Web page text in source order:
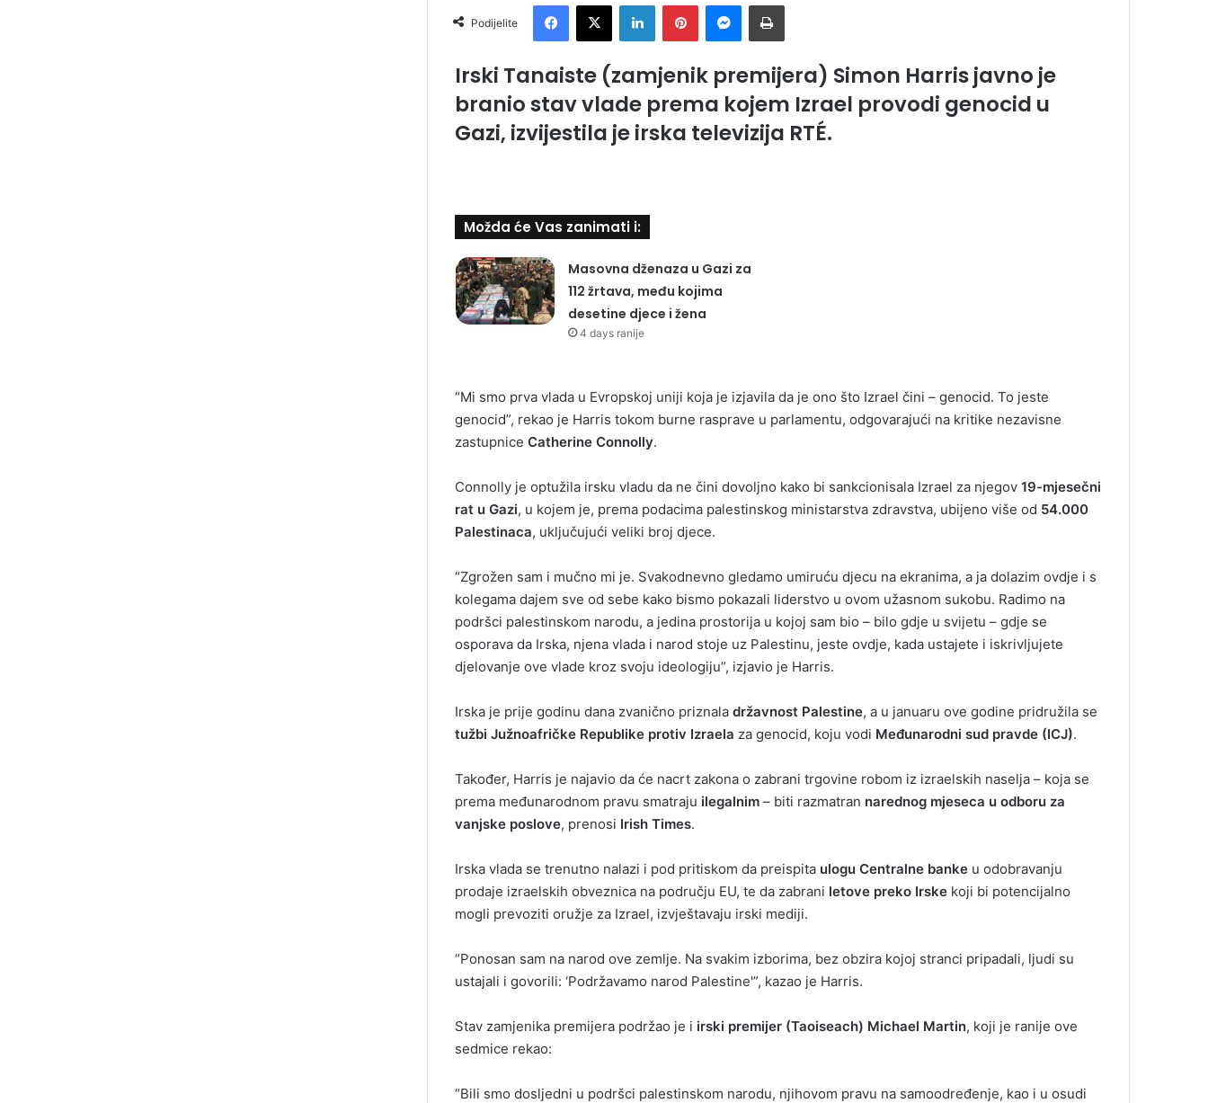
Podijelite
Irski Tanaiste (zamjenik premijera) Simon Harrisjavno je
branio stav vlade prema kojem Izrael provodi genocid u
Gazi, izvijestila je irska televizija RTÉ.
Možda će Vas zanimati i:
Masovna dženaza u Gazi za
112 žrtava, među kojima
desetine djece i žena
4 days ranije
“Mi smo prva vlada u Evropskoj uniji koja je izjavila da je ono što Izrael čini – genocid. To jeste
genocid”, rekao je Harris tokom burne rasprave u parlamentu, odgovarajući na kritike nezavisne
zastupnice Catherine Connolly.
Connolly je optužila irsku vladu da ne čini dovoljno kako bi sankcionisala Izrael za njegov 19-mjesečni
rat u Gazi, u kojem je, prema podacima palestinskog ministarstva zdravstva, ubijeno više od 54.000
Palestinaca, uključujući veliki broj djece.
“Zgrožen sam i mučno mi je. Svakodnevno gledamo umiruću djecu na ekranima, a ja dolazim ovdje i s
kolegama dajem sve od sebe kako bismo pokazali liderstvo u ovom užasnom sukobu. Radimo na
podršci palestinskom narodu, a jedina prostorija u kojoj sam bio – bilo gdje u svijetu – gdje se
osporava da Irska, njena vlada i narod stoje uz Palestinu, jeste ovdje, kada ustajete i iskrivljujete
djelovanje ove vlade kroz svoju ideologiju”, izjavio je Harris.
Irska je prije godinu dana zvanično priznala državnost Palestine, a u januaru ove godine pridružila se
tužbi Južnoafričke Republike protiv Izraela za genocid, koju vodi Međunarodni sud pravde (ICJ).
Također, Harris je najavio da će nacrt zakona o zabrani trgovine robom iz izraelskih naselja – koja se
prema međunarodnom pravu smatraju ilegalnim – biti razmatran narednog mjeseca u odboru za
vanjske poslove, prenosi Irish Times.
Irska vlada se trenutno nalazi i pod pritiskom da preispita ulogu Centralne banke u odobravanju
prodaje izraelskih obveznica na području EU, te da zabrani letove preko Irske koji bi potencijalno
mogli prevoziti oružje za Izrael, izvještavaju irski mediji.
“Ponosan sam na narod ove zemlje. Na svakim izborima, bez obzira kojoj stranci pripadali, ljudi su
ustajali i govorili: ‘Podržavamo narod Palestine'”, kazao je Harris.
Stav zamjenika premijera podržao je i irski premijer (Taoiseach) Michael Martin, koji je ranije ove
sedmice rekao:
“Bili smo dosljedni u podršci palestinskom narodu, njihovom pravu na samoodređenje, kao i u osudi